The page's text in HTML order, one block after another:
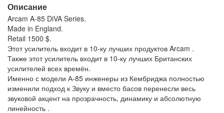
Описание
Arcam A-85 DiVA Series.
Made in England.
Retail 1500 $.
Этот усилитель входит в 10-ку лучших продуктов Arcam .
Также этот усилитель входит в 10-ку лучших Британских
усилителей всех времён.
Именно с модели А-85 инженеры из Кембриджа полностью
изменили подход к Звуку и вместо басов перенесли весь
звуковой акцент на прозрачность, динамику и абсолютную
линейность .